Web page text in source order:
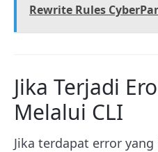
Rewrite Rules
Jika Terjadi
Melalui CLI
Jika terdapat error